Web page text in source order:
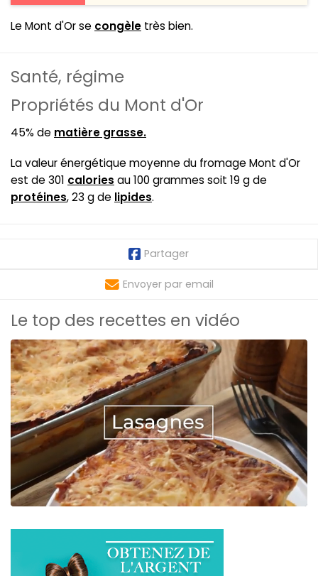
Le Mont d'Or se congèle très bien.
Santé, régime
Propriétés du Mont d'Or
45% de matière grasse.
La valeur énergétique moyenne du fromage Mont d'Or
est de 301 calories au 100 grammes soit 19 g de
protéines, 23 g de lipides.
Partager
Envoyer par email
Le top des recettes en vidéo